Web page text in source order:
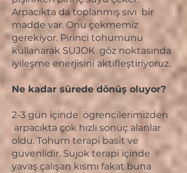
Arpacıkta da toplanmış sıvı bir
madde var. Onu çekmemiz
gerekiyor. Pirinci tohumunu
kullanarak SUJOK göz noktasında
iyileşme enerjisini aktifleştiriyoruz.
Ne kadar sürede dönüş oluyor?
2-3 gün içinde ögrencilerimizden
arpacıkta çok hızlı sonuç alanlar
oldu. Tohum terapi basit ve
güvenlidir. Sujok terapi içinde
yavaş çalışan kısmı fakat buna